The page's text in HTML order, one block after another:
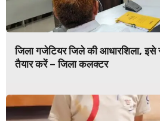
जिला गजेटियर जिले की आधारशिला, इसे
तैयार करें – जिला कलक्टर